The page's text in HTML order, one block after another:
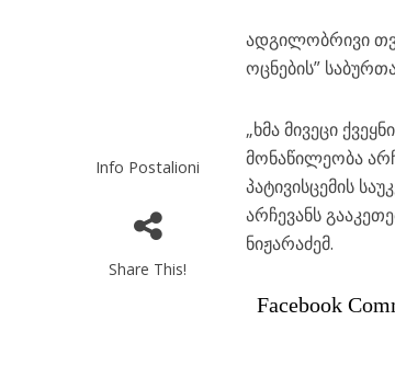
Info Postalioni
Share This!
ადგილობრივი
ოცნების”
„ხმა მივეცი
მონაწილეობა
პატივისცემის
არჩევანს
ნიჟარაძემ.
Facebook